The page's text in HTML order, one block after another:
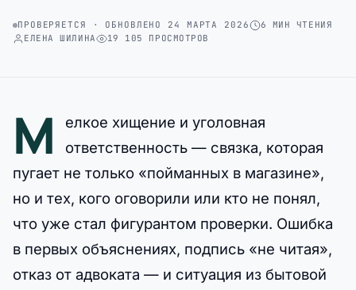
ПРОВЕРЯЕТСЯ · ОБНОВЛЕНО 24 МАРТА 2026
6 МИН ЧТЕНИЯ
ЕЛЕНА ШИЛИНА
19 105 ПРОСМОТРОВ
М
елкое хищение и уголовная
ответственность — связка, которая
пугает не только «пойманных в магазине»,
но и тех, кого оговорили или кто не понял,
что уже стал фигурантом проверки. Ошибка
в первых объяснениях, подпись «не читая»,
отказ от адвоката — и ситуация из бытовой